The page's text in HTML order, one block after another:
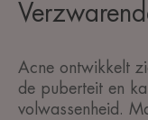
Acne ontwikkelt
de puberteit en
volwassenheid.